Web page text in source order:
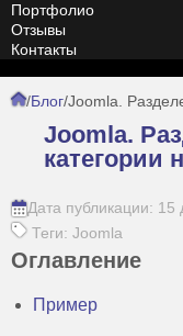
Портфолио
Отзывы
Контакты
/Блог/Joomla.
Joomla.
категории
Дата публикации: 15
Теги: Joomla
Оглавление
Пример